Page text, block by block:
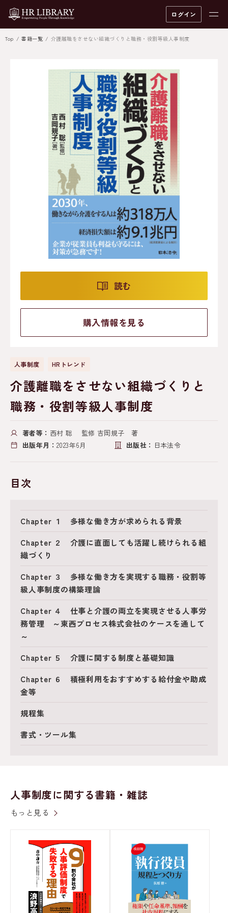
ログイン
Top 書籍一覧 介護離職をさせない組織づくりと職務・役割等級人事制度
読む
購入情報を見る
人事制度 HRトレンド
介護離職をさせない組織づくりと
職務・役割等級人事制度
著者等： 西村 聡 監修 吉岡規子 著
出版年月： 2023年6月 出版社： 日本法令
目次
Chapter １ 多様な働き方が求められる背景
Chapter ２ 介護に直面しても活躍し続けられる組
織づくり
Chapter ３ 多様な働き方を実現する職務・役割等
級人事制度の構築理論
Chapter ４ 仕事と介護の両立を実現させる人事労
務管理 ～東西プロセス株式会社のケースを通して
～
Chapter ５ 介護に関する制度と基礎知識
Chapter ６ 積極利用をおすすめする給付金や助成
金等
規程集
書式・ツール集
人事制度に関する書籍・雑誌
もっと見る